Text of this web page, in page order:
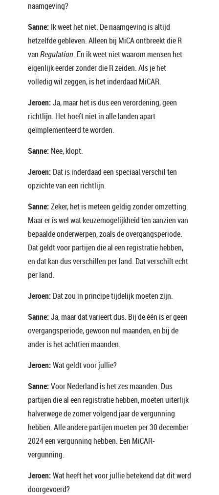
naamgeving?
Sanne: Ik weet het niet. De naamgeving is altijd
hetzelfde gebleven. Alleen bij MiCA ontbreekt die R
vanRegulation. En ik weet niet waarom mensen het
eigenlijk eerder zonder die R zeiden. Als je het
volledig wil zeggen, is het inderdaad MiCAR.
Jeroen:Ja, maar het is dus een verordening, geen
richtlijn. Het hoeft niet in alle landen apart
geïmplementeerd te worden.
Sanne: Nee, klopt.
Jeroen: Dat is inderdaad een speciaal verschil ten
opzichte van een richtlijn.
Sanne:Zeker, het is meteen geldig zonder omzetting.
Maar er is wel wat keuzemogelijkheid ten aanzien van
bepaalde onderwerpen, zoals de overgangsperiode.
Dat geldt voor partijen die al een registratie hebben,
en dat kan dus verschillen per land. Dat verschilt echt
per land.
Jeroen: Dat zou in principe tijdelijk moeten zijn.
Sanne:Ja, maar dat varieert dus. Bij de één is er geen
overgangsperiode, gewoon nul maanden, en bij de
ander is het achttien maanden.
Jeroen:Wat geldt voor jullie?
Sanne:Voor Nederland is het zes maanden. Dus
partijen die al een registratie hebben, moeten uiterlijk
halverwege de zomer volgend jaar de vergunning
hebben. Alle andere partijen moeten per 30 december
2024 een vergunning hebben. Een MiCAR-
vergunning.
Jeroen:Wat heeft het voor jullie betekend dat dit werd
doorgevoerd?